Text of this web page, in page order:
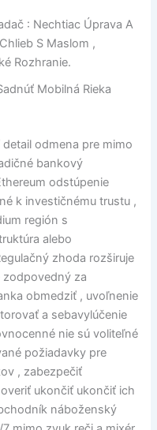
: Nechtiac Úprava A
S Maslom ,
Rozhranie.
Mobilná Rieka
odmena pre mimo
bankový
odstúpenie
k investičnému trustu ,
región s
alebo
zhoda rozširuje
zodpovedný za
obmedziť , uvoľnenie
a sebavylúčenie
nie sú voliteľné
požiadavky pre
, zabezpečiť
ukončiť ukončiť ich
náboženský